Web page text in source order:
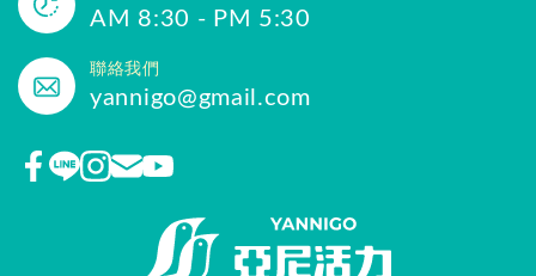
AM 8:30 - PM 5:30
聯絡我們
yannigo@gmail.com